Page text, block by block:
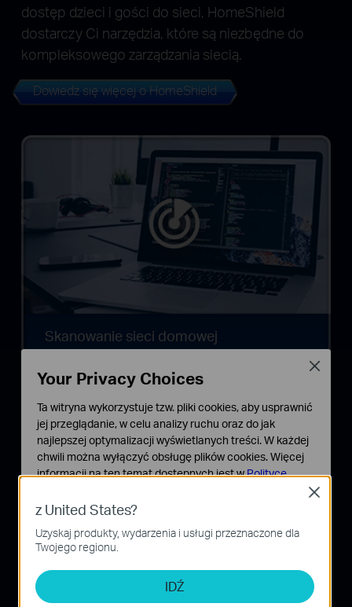
dostęp dzieci i gości do sieci, HomeShield
dostarczy Ci narzędzia, które są niezbędne do
kompleksowego zarządzania siecią.
Dowiedz się więcej o HomeShield
Skanowanie sieci domowej
także zagrożenie cyberatakami. Regularne
wykrywanie potencjalnych zagrożeń i ostrzeganie o
lukach w zabezpieczeniach.
z United States?
Uzyskaj produkty, wydarzenia i usługi przeznaczone dla
Twojego regionu.
IDŹ
Close
Your Privacy Choices
Ta witryna wykorzystuje tzw. pliki cookies, aby usprawnić
jej przeglądanie, w celu analizy ruchu oraz do jak
najlepszej optymalizacji wyświetlanych treści. W każdej
chwili można wyłączyć obsługę plików cookies. Więcej
informacji na ten temat dostępnych jest wPolityce
Podstawowe Cookies
Te pliki cookies niezbędne są do poprawnego działania
witryny i nie moga zostać wyłączone.
Cookies dotyczące analizy i marketingu
Analiza - Te pliki Cookies są wykorzystywane w celu
Close